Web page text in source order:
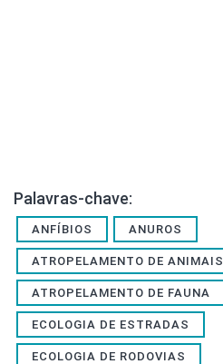
Palavras-chave:
ANFÍBIOS ANUROS
ATROPELAMENTO DE ANIMAIS
ATROPELAMENTO DE FAUNA
ECOLOGIA DE ESTRADAS
ECOLOGIA DE RODOVIAS